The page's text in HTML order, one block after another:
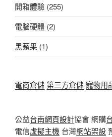
開箱體驗 (255)
電腦硬體 (2)
黑蘋果 (1)
電商倉儲第三方倉儲寵物用
公益台南網頁設計協會 網購
電信虛擬主機 台灣網站架設